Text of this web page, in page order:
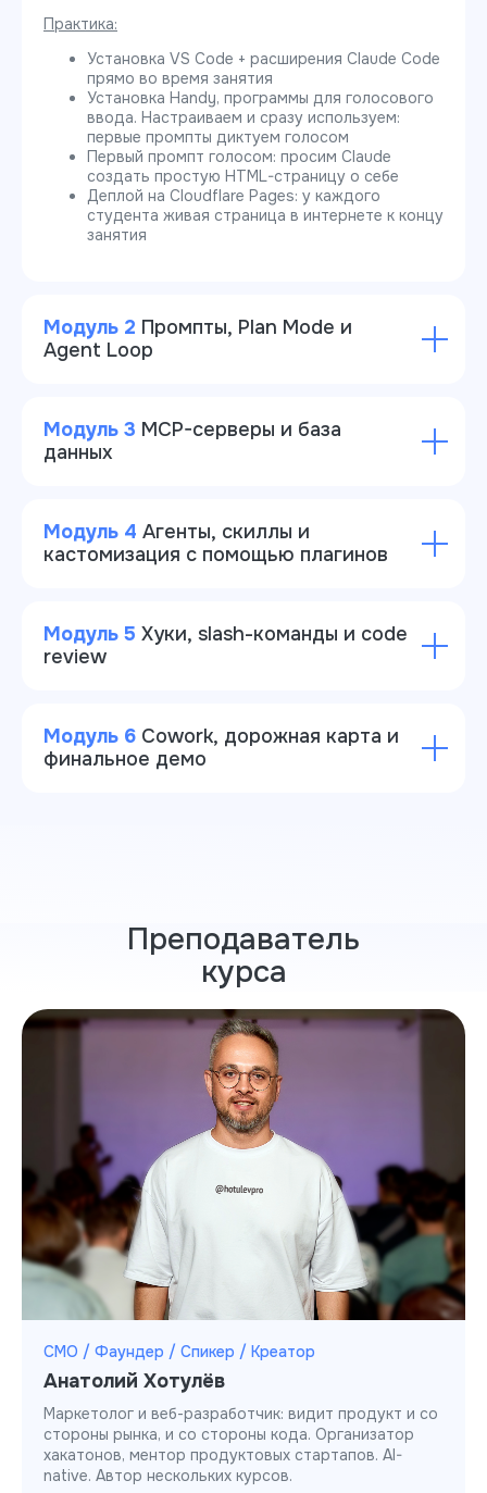
Практика:
Установка VS Code + расширения Claude Code
прямо во время занятия
Установка Handy, программы для голосового
ввода. Настраиваем и сразу используем:
первые промпты диктуем голосом
Первый промпт голосом: просим Claude
создать простую HTML-страницу о себе
Деплой на Cloudflare Pages: у каждого
студента живая страница в интернете к концу
занятия
Модуль 2 Промпты, Plan Mode и
Agent Loop
Модуль 3 MCP-серверы и база
данных
Модуль 4 Агенты, скиллы и
кастомизация с помощью плагинов
Модуль 5 Хуки, slash-команды и code
review
Модуль 6 Cowork, дорожная карта и
финальное демо
Преподаватель
курса
CMO / Фаундер / Спикер / Креатор
Анатолий Хотулёв
Маркетолог и веб-разработчик: видит продукт и со
стороны рынка, и со стороны кода. Организатор
хакатонов, ментор продуктовых стартапов. AI-
native. Автор нескольких курсов.